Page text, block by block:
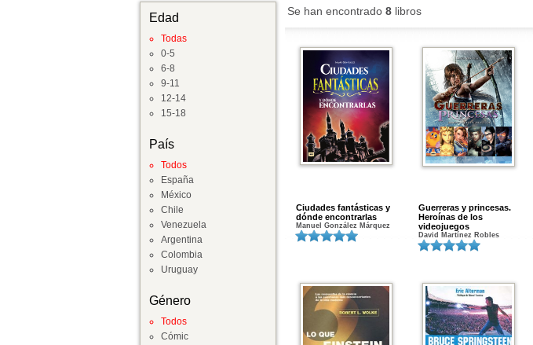
Edad
Todas
0-5
6-8
9-11
12-14
15-18
País
Todos
España
México
Chile
Venezuela
Argentina
Colombia
Uruguay
Género
Todos
Cómic
Se han encontrado 8 libros
Ciudades fantásticas y
dónde encontrarlas
Manuel González Márquez
Guerreras y princesas.
Heroínas de los
videojuegos
David Martínez Robles